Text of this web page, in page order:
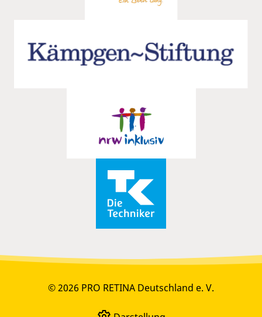
© 2026 PRO RETINA Deutschland e. V.